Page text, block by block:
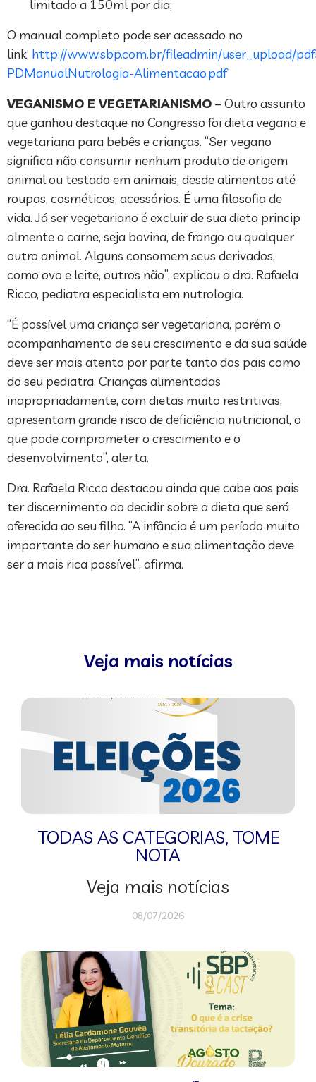
limitado a 150ml por dia;
O manual completo pode ser acessado no
link: http://www.sbp.com.br/fileadmin/user_upload/
PDManualNutrologia-Alimentacao.pdf
VEGANISMO E VEGETARIANISMO – Outro assunto
que ganhou destaque no Congresso foi dieta vegana e
vegetariana para bebês e crianças. “Ser vegano
significa não consumir nenhum produto de origem
animal ou testado em animais, desde alimentos até
roupas, cosméticos, acessórios. É uma filosofia de
vida. Já ser vegetariano é excluir de sua dieta princip
almente a carne, seja bovina, de frango ou qualquer
outro animal. Alguns consomem seus derivados,
como ovo e leite, outros não”, explicou a dra. Rafaela
Ricco, pediatra especialista em nutrologia.
“É possível uma criança ser vegetariana, porém o
acompanhamento de seu crescimento e da sua saúde
deve ser mais atento por parte tanto dos pais como
do seu pediatra. Crianças alimentadas
inapropriadamente, com dietas muito restritivas,
apresentam grande risco de deficiência nutricional, o
que pode comprometer o crescimento e o
desenvolvimento”, alerta.
Dra. Rafaela Ricco destacou ainda que cabe aos pais
ter discernimento ao decidir sobre a dieta que será
oferecida ao seu filho. “A infância é um período muito
importante do ser humano e sua alimentação deve
ser a mais rica possível”, afirma.
Veja mais notícias
TODAS AS CATEGORIAS, TOME
NOTA
Veja mais notícias
08/07/2026